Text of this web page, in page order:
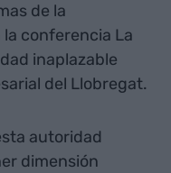
de la
conferencia La
inaplazable
del Llobregat.
autoridad
dimensión